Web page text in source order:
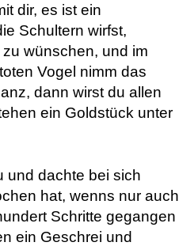
dir, es ist ein
Schultern wirfst,
wünschen, und im
Vogel nimm das
dann wirst du allen
ein Goldstück unter
und dachte bei sich
hat, wenns nur auch
Schritte gegangen
ein Geschrei und